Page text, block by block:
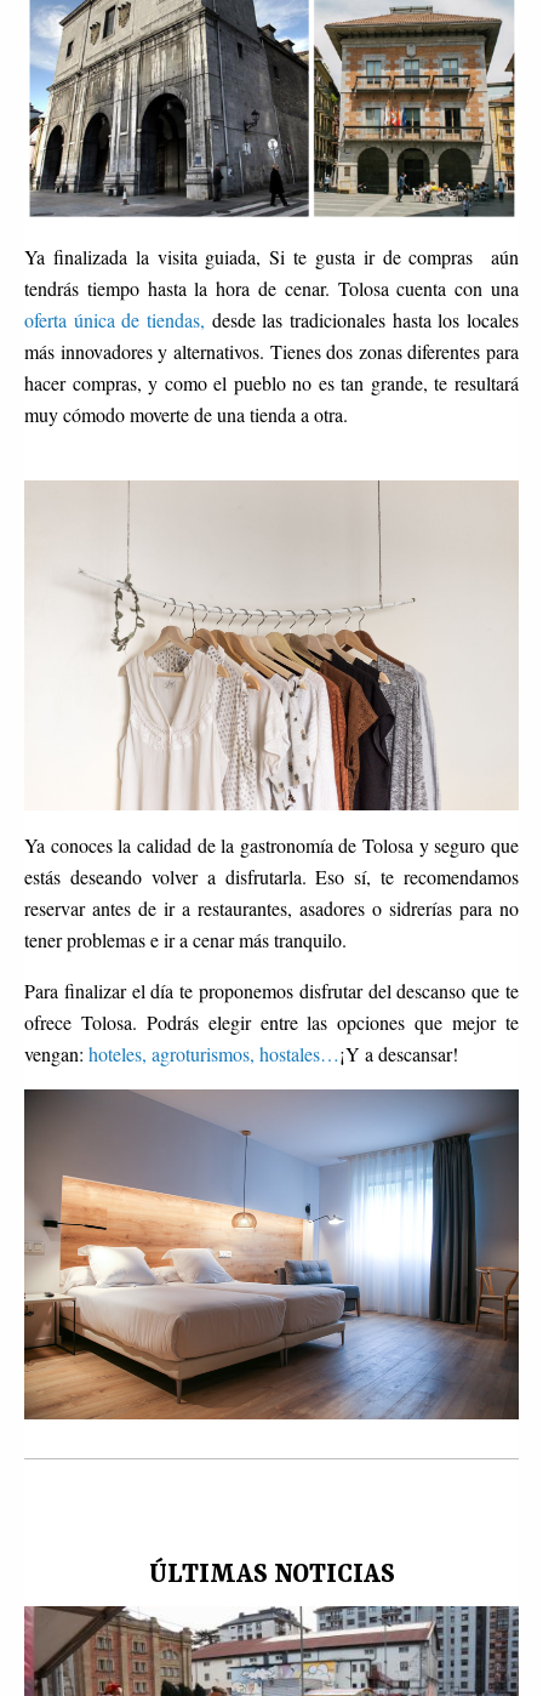
Ya finalizada la visita guiada, Si te gusta ir de compras aún
tendrás tiempo hasta la hora de cenar. Tolosa cuenta con una
oferta única de tiendas, desde las tradicionales hasta los locales
más innovadores y alternativos. Tienes dos zonas diferentes para
hacer compras, y como el pueblo no es tan grande, te resultará
muy cómodo moverte de una tienda a otra.
Ya conoces la calidad de la gastronomía de Tolosa y seguro que
estás deseando volver a disfrutarla. Eso sí, te recomendamos
reservar antes de ir a restaurantes, asadores o sidrerías para no
tener problemas e ir a cenar más tranquilo.
Para finalizar el día te proponemos disfrutar del descanso que te
ofrece Tolosa. Podrás elegir entre las opciones que mejor te
vengan: hoteles, agroturismos, hostales…¡Y a descansar!
ÚLTIMAS NOTICIAS